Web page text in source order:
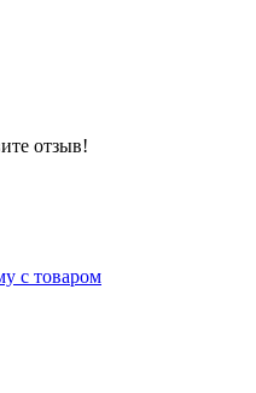
отзыв!
с товаром